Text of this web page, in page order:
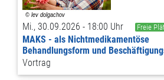
Mi., 30.09.2026 - 18:00 Uhr
Freie
MAKS - als Nichtmedikamentöse
Behandlungsform und
Vortrag